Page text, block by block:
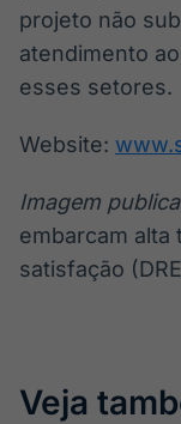
projeto não
atendimento
esses setores.
Website:
Imagem
embarcam alta
satisfação
Veja